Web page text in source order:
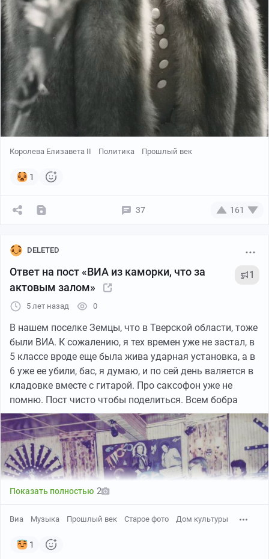
Королева Елизавета II Политика Прошлый век
1
37 161
DELETED
Ответ на пост «ВИА из каморки, что за
актовым залом»
1
5 лет назад 0
В нашем поселке Земцы, что в Тверской области, тоже
были ВИА. К сожалению, я тех времен уже не застал, в
5 классе вроде еще была жива ударная установка, а в
6 уже ее убили, бас, я думаю, и по сей день валяется в
кладовке вместе с гитарой. Про саксофон уже не
помню. Пост чисто чтобы поделиться. Всем бобра
Показать полностью 2
Виа Музыка Прошлый век Старое фото Дом культуры
1